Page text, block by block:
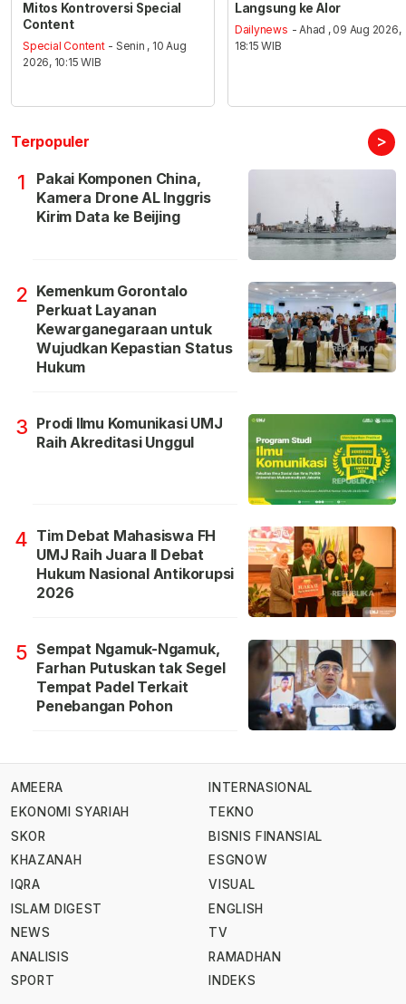
Mitos Kontroversi Special
Content
Special Content - Senin , 10 Aug
2026, 10:15 WIB
Langsung ke Alor
Dailynews - Ahad , 09 Aug 2026,
18:15 WIB
Terpopuler >
1
Pakai Komponen China,
Kamera Drone AL Inggris
Kirim Data ke Beijing
2 Kemenkum Gorontalo
Perkuat Layanan
Kewarganegaraan untuk
Wujudkan Kepastian Status
Hukum
3 Prodi Ilmu Komunikasi UMJ
Raih Akreditasi Unggul
4 Tim Debat Mahasiswa FH
UMJ Raih Juara II Debat
Hukum Nasional Antikorupsi
2026
5 Sempat Ngamuk-Ngamuk,
Farhan Putuskan tak Segel
Tempat Padel Terkait
Penebangan Pohon
AMEERA
EKONOMI SYARIAH
SKOR
KHAZANAH
IQRA
ISLAM DIGEST
NEWS
ANALISIS
SPORT
INTERNASIONAL
TEKNO
BISNIS FINANSIAL
ESGNOW
VISUAL
ENGLISH
TV
RAMADHAN
INDEKS